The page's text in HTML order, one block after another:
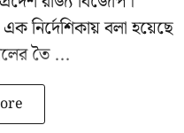
নির্দেশিকায় বলা হয়েছে
তৈ ...